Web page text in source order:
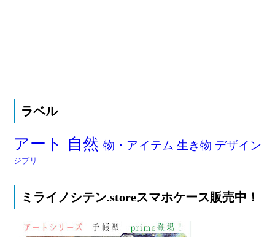
ラベル
アート 自然 物・アイテム 生き物 デザイン
ジブリ
ミライノシテン.storeスマホケース販売中！